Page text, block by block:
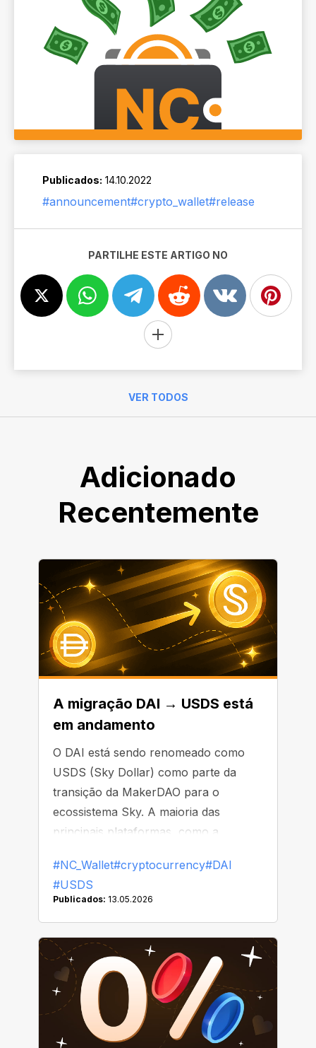
Publicados: 14.10.2022
#announcement#crypto_wallet#release
PARTILHE ESTE ARTIGO NO
VER TODOS
Adicionado
Recentemente
A migração DAI → USDS está
em andamento
O DAI está sendo renomeado como
USDS (Sky Dollar) como parte da
transição da MakerDAO para o
ecossistema Sky. A maioria das
principais plataformas, como a
remover o DAI de suas listas
#NC_Wallet#cryptocurrency#DAI
#USDS
Publicados: 13.05.2026